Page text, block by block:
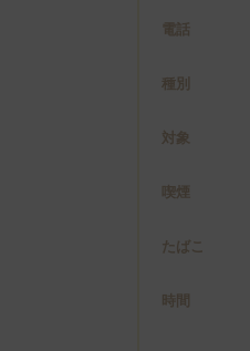
電話
種別
対象
喫煙
たばこ
時間